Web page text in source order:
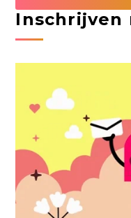
Inschrijven